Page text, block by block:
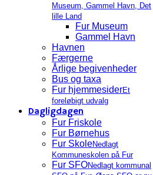
Museum, Gammel Havn, Det
lille Land
Fur Museum
Gammel Havn
Havnen
Færgerne
Årlige begivenheder
Bus og taxa
Fur hjemmesiderEt
foreløbigt udvalg
Dagligdagen
Fur Friskole
Fur Børnehus
Fur SkoleNedlagt
Kommuneskolen på Fur
Fur SFONedlagt kommunal